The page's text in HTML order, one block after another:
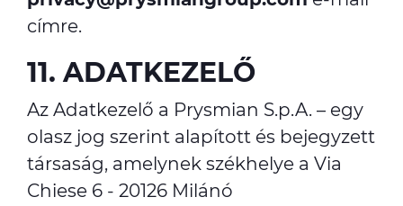
címre.
11. ADATKEZELŐ
Az Adatkezelő a Prysmian S.p.A. – egy
olasz jog szerint alapított és bejegyzett
társaság, amelynek székhelye a Via
Chiese 6 - 20126 Milánó